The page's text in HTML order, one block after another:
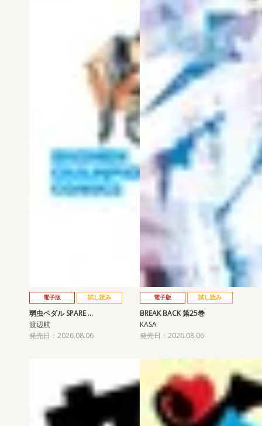
電子版 試し読み
弱虫ペダル SPARE …
渡辺航
発売日：2026.08.06
電子版 試し読み
BREAK BACK 第25巻
KASA
発売日：2026.08.06